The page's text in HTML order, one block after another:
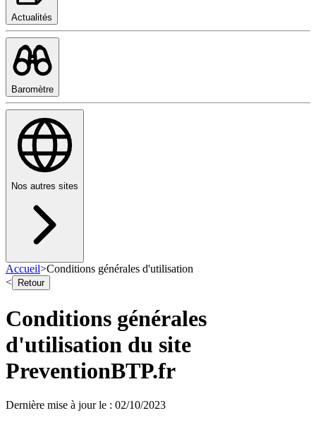
Actualités
Baromètre
Nos autres sites
Accueil>Conditions générales d'utilisation
<
Retour
Conditions générales
d'utilisation du site
PreventionBTP.fr
Dernière mise à jour le : 02/10/2023